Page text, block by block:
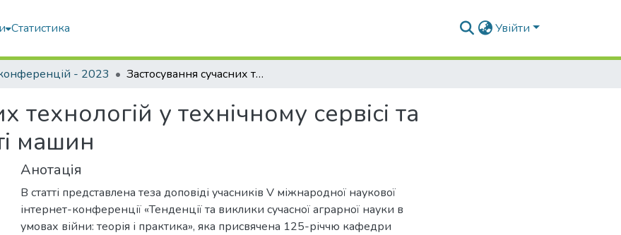
Статистика Увійти
- 2023 Застосування сучасних технологій у технічному сервісі та підвищенні надійності машин
технологій у технічному сервісі та
машин
Анотація
В статті представлена теза доповіді учасників V міжнародної наукової
інтернет-конференції «Тенденції та виклики сучасної аграрної науки в
умовах війни: теорія і практика», яка присвячена 125-річчю кафедри